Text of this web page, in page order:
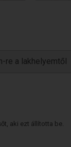
re a lakhelyemtől
aki ezt állította be.